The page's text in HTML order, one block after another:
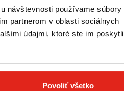
návštevnosti používame súbory
partnerom v oblasti sociálnych
údajmi, ktoré ste im poskytli
Povoliť všetko